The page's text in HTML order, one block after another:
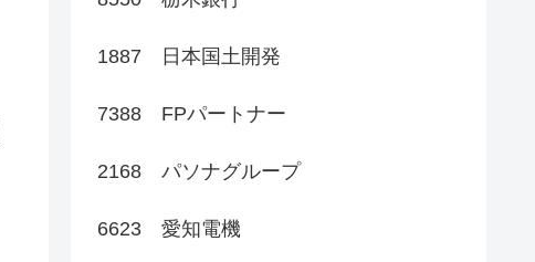
1887 日本国土開発
7388 FPパートナー
2168 パソナグループ
6623 愛知電機